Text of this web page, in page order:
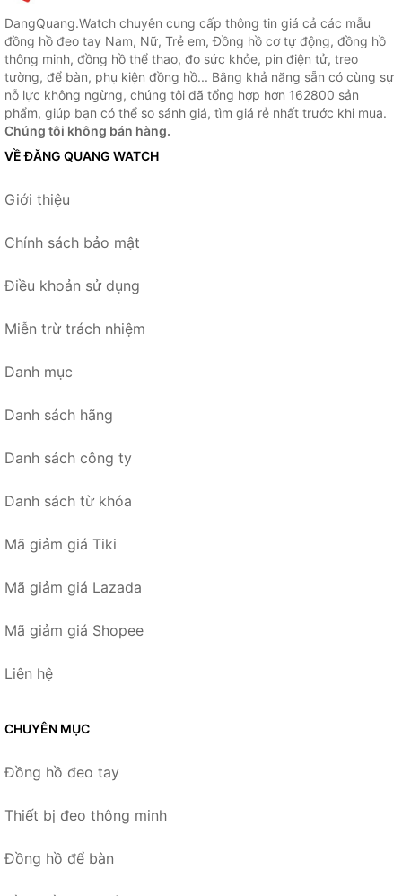
DangQuang.Watch chuyên cung cấp thông tin giá cả các mẫu
đồng hồ đeo tay Nam, Nữ, Trẻ em, Đồng hồ cơ tự động, đồng hồ
thông minh, đồng hồ thể thao, đo sức khỏe, pin điện tử, treo
tường, để bàn, phụ kiện đồng hồ... Bằng khả năng sẵn có cùng sự
nỗ lực không ngừng, chúng tôi đã tổng hợp hơn 162800 sản
phẩm, giúp bạn có thể so sánh giá, tìm giá rẻ nhất trước khi mua.
Chúng tôi không bán hàng.
VỀ ĐĂNG QUANG WATCH
Giới thiệu
Chính sách bảo mật
Điều khoản sử dụng
Miễn trừ trách nhiệm
Danh mục
Danh sách hãng
Danh sách công ty
Danh sách từ khóa
Mã giảm giá Tiki
Mã giảm giá Lazada
Mã giảm giá Shopee
Liên hệ
CHUYÊN MỤC
Đồng hồ đeo tay
Thiết bị đeo thông minh
Đồng hồ để bàn